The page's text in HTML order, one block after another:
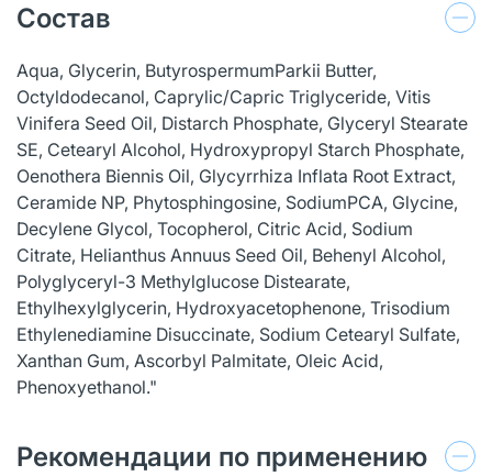
Состав
Aqua, Glycerin, ButyrospermumParkii Butter,
Octyldodecanol, Caprylic/Capric Triglyceride, Vitis
Vinifera Seed Oil, Distarch Phosphate, Glyceryl Stearate
SE, Cetearyl Alcohol, Hydroxypropyl Starch Phosphate,
Oenothera Biennis Oil, Glycyrrhiza Inflata Root Extract,
Ceramide NP, Phytosphingosine, SodiumPCA, Glycine,
Decylene Glycol, Tocopherol, Citric Acid, Sodium
Citrate, Helianthus Annuus Seed Oil, Behenyl Alcohol,
Polyglyceryl-3 Methylglucose Distearate,
Ethylhexylglycerin, Hydroxyacetophenone, Trisodium
Ethylenediamine Disuccinate, Sodium Cetearyl Sulfate,
Xanthan Gum, Ascorbyl Palmitate, Oleic Acid,
Phenoxyethanol."
Рекомендации по применению